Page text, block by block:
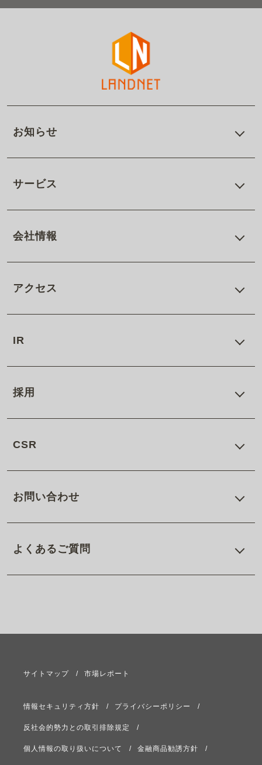
お知らせ
サービス
会社情報
アクセス
IR
採用
CSR
お問い合わせ
よくあるご質問
サイトマップ 市場レポート
情報セキュリティ方針 プライバシーポリシー
反社会的勢力との取引排除規定
個人情報の取り扱いについて 金融商品勧誘方針